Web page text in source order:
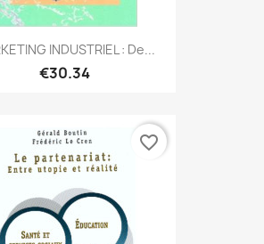
INDUSTRIEL : De...
€30.34
favorite_border